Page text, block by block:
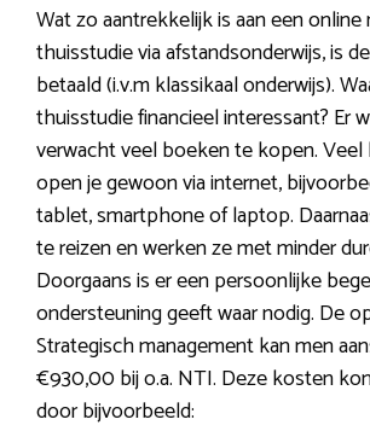
Wat zo aantrekkelijk is aan een online
thuisstudie via afstandsonderwijs, is
betaald (i.v.m klassikaal onderwijs).
thuisstudie financieel interessant? Er
verwacht veel boeken te kopen. Veel
open je gewoon via internet,
tablet, smartphone of laptop.
te reizen en werken ze met minder
Doorgaans is er een persoonlijke
ondersteuning geeft waar nodig. De
Strategisch management kan men
€930,00 bij o.a. NTI. Deze kosten
door bijvoorbeeld: